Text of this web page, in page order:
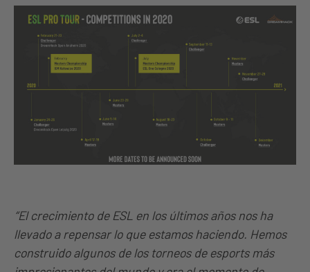
“El crecimiento de ESL en los últimos años nos ha
llevado a repensar lo que estamos haciendo. Hemos
construido algunos de los torneos de esports más